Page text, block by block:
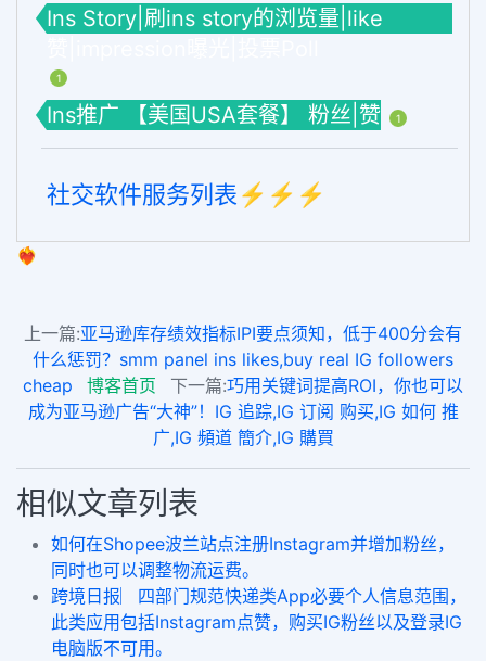
Ins Story|刷ins story的浏览量|like
1
Ins推广 【美国USA套餐】 粉丝|赞 1
社交软件服务列表⚡️⚡️⚡️
❤️‍🔥
上一篇:亚马逊库存绩效指标IPI要点须知，低于400分会有
什么惩罚？smm panel ins likes,buy real IG followers
cheap
博客首页 下一篇:巧用关键词提高ROI，你也可以
成为亚马逊广告“大神”！IG 追踪,IG 订阅 购买,IG 如何 推
广,IG 頻道 簡介,IG 購買
相似文章列表
如何在Shopee波兰站点注册Instagram并增加粉丝，
同时也可以调整物流运费。
跨境日报︳四部门规范快递类App必要个人信息范围，
此类应用包括Instagram点赞，购买IG粉丝以及登录IG
电脑版不可用。